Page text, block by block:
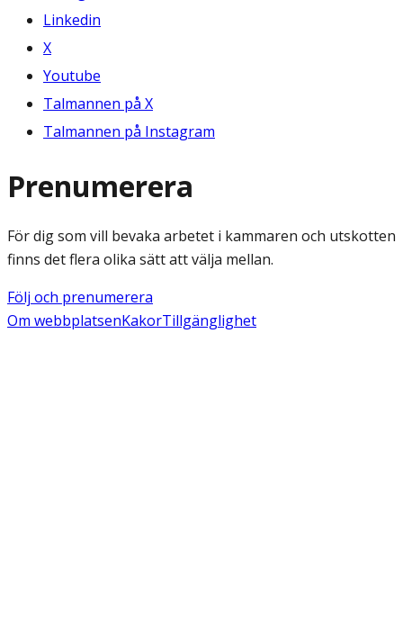
Linkedin
X
Youtube
Talmannen på X
Talmannen på Instagram
Prenumerera
För dig som vill bevaka arbetet i kammaren och utskotten
finns det flera olika sätt att välja mellan.
Följ och prenumerera
Om webbplatsenKakorTillgänglighet